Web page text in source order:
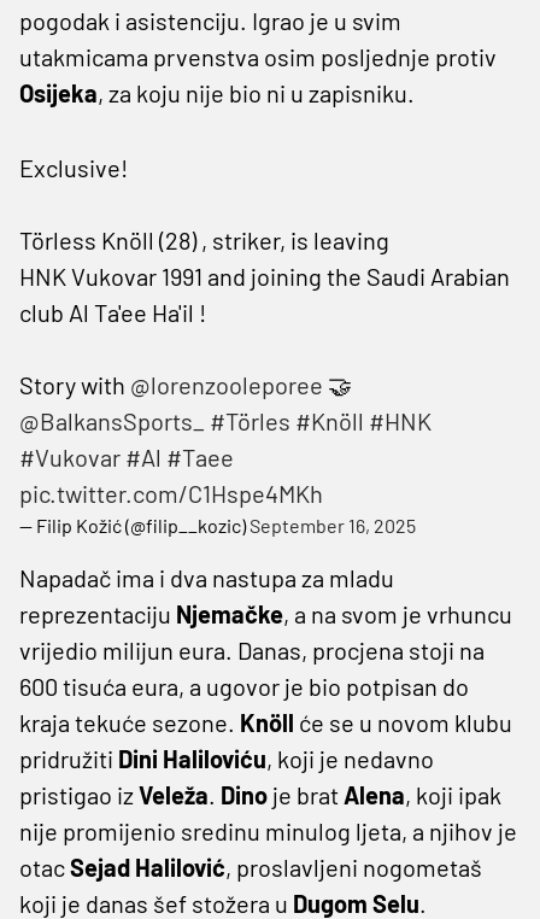
pogodak i asistenciju. Igrao je u svim
utakmicama prvenstva osim posljednje protiv
Osijeka, za koju nije bio ni u zapisniku.
Exclusive!
Törless Knöll (28) , striker, is leaving
HNK Vukovar 1991 and joining the Saudi Arabian
club Al Ta'ee Ha'il !
Story with @lorenzooleporee 🤝
@BalkansSports_
#Törles #Knöll #HNK
#Vukovar #Al #Taee
pic.twitter.com/C1Hspe4MKh
— Filip Kožić (@filip__kozic)September 16, 2025
Napadač ima i dva nastupa za mladu
reprezentaciju Njemačke, a na svom je vrhuncu
vrijedio milijun eura. Danas, procjena stoji na
600 tisuća eura, a ugovor je bio potpisan do
kraja tekuće sezone. Knöll će se u novom klubu
pridružiti Dini Haliloviću, koji je nedavno
pristigao izVeleža. Dino je brat Alena, koji ipak
nije promijenio sredinu minulog ljeta, a njihov je
otacSejad Halilović, proslavljeni nogometaš
koji je danas šef stožera u Dugom Selu.